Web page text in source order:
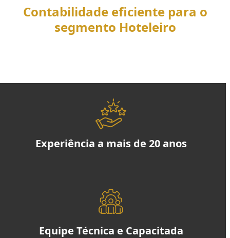
Contabilidade eficiente para o
segmento Hoteleiro
Experiência a mais de 20 anos
Equipe Técnica e Capacitada